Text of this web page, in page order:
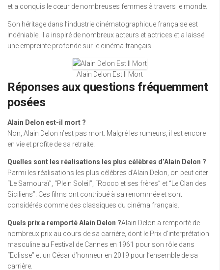
et a conquis le cœur de nombreuses femmes à travers le monde.
Son héritage dans l’industrie cinématographique française est
indéniable. Il a inspiré de nombreux acteurs et actrices et a laissé
une empreinte profonde sur le cinéma français.
Alain Delon Est Il Mort
Réponses aux questions fréquemment
posées
Alain Delon est-il mort ?
Non, Alain Delon n’est pas mort. Malgré les rumeurs, il est encore
en vie et profite de sa retraite.
Quelles sont les réalisations les plus célèbres d’Alain Delon ?
Parmi les réalisations les plus célèbres d’Alain Delon, on peut citer
“Le Samouraï”, “Plein Soleil”, “Rocco et ses frères” et “Le Clan des
Siciliens”. Ces films ont contribué à sa renommée et sont
considérés comme des classiques du cinéma français.
Quels prix a remporté Alain Delon ?Alain Delon a remporté de
nombreux prix au cours de sa carrière, dont le Prix d’interprétation
masculine au Festival de Cannes en 1961 pour son rôle dans
“Eclisse” et un César d’honneur en 2019 pour l’ensemble de sa
carrière.